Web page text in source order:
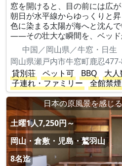
窓を開けると、目の前には広
朝日が水平線からゆっくりと
色に染まる太陽が海へと沈んで
——その壮大な瞬間を、ベッド
中国／岡山県／牛窓・日生
岡山県瀬戸内市牛窓町鹿忍
貸別荘
ペット可 BBQ 大人
子連れ・ファミリー
全館禁煙
日本の原風景を感じ
土曜1人7,250円～
岡山・倉敷・児島・鷲羽山
8名迄